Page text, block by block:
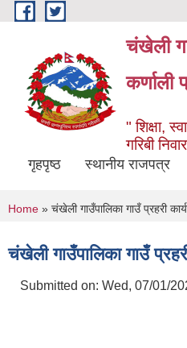
Skip to main content
चंखेली
कर्णाली
" शिक्षा,
गरिबी
गृहपृष्ठ स्थानीय राजपत्र
You are here
Home » चंखेली गाउँपालिका गाउँ प्रहरी
चंखेली गाउँपालिका गाउँ
Submitted on: Wed, 07/01/